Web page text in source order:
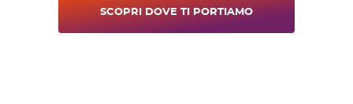
SCOPRI DOVE TI PORTIAMO